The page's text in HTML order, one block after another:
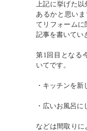
上記に挙げた以
あるかと思い
てリフォームに
記事を書いてい
第1回目となる
いてです。
・キッチンを新
・広いお風呂に
などは間取りに